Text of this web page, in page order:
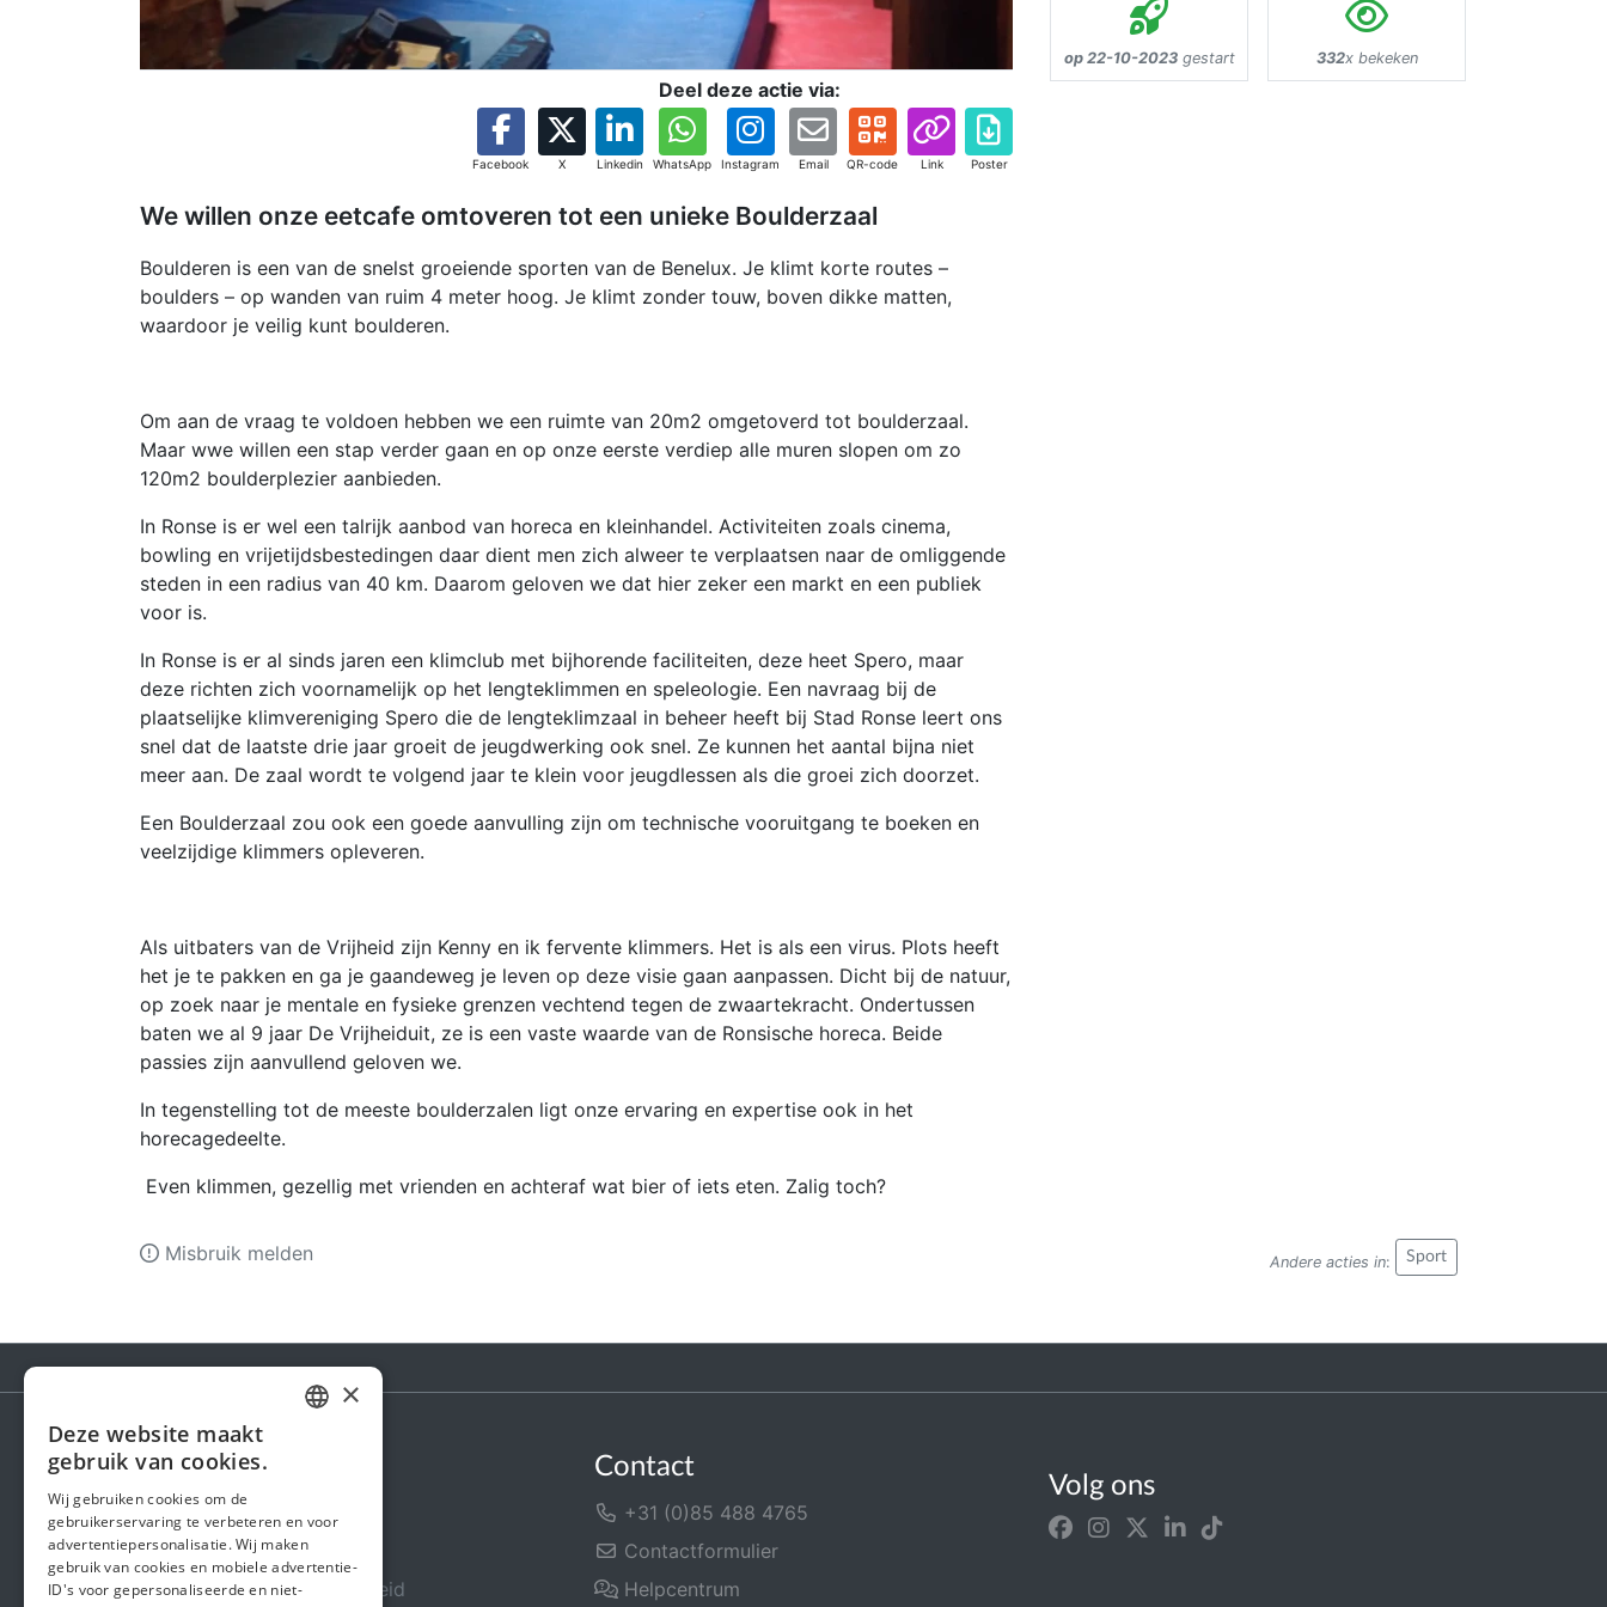
Deel deze actie via:
Facebook X Linkedin WhatsApp Instagram Email QR-code Link Poster
We willen onze eetcafe omtoveren tot een unieke Boulderzaal
Boulderen is een van de snelst groeiende sporten van de Benelux. Je klimt korte routes –
boulders – op wanden van ruim 4 meter hoog. Je klimt zonder touw, boven dikke matten,
waardoor je veilig kunt boulderen.
Om aan de vraag te voldoen hebben we een ruimte van 20m2 omgetoverd tot boulderzaal.
Maar wwe willen een stap verder gaan en op onze eerste verdiep alle muren slopen om zo
120m2 boulderplezier aanbieden.
In Ronse is er wel een talrijk aanbod van horeca en kleinhandel. Activiteiten zoals cinema,
bowling en vrijetijdsbestedingen daar dient men zich alweer te verplaatsen naar de omliggende
steden in een radius van 40 km. Daarom geloven we dat hier zeker een markt en een publiek
voor is.
In Ronse is er al sinds jaren een klimclub met bijhorende faciliteiten, deze heet Spero, maar
deze richten zich voornamelijk op het lengteklimmen en speleologie. Een navraag bij de
plaatselijke klimvereniging Spero die de lengteklimzaal in beheer heeft bij Stad Ronse leert ons
snel dat de laatste drie jaar groeit de jeugdwerking ook snel. Ze kunnen het aantal bijna niet
meer aan. De zaal wordt te volgend jaar te klein voor jeugdlessen als die groei zich doorzet.
Een Boulderzaal zou ook een goede aanvulling zijn om technische vooruitgang te boeken en
veelzijdige klimmers opleveren.
Als uitbaters van de Vrijheid zijn Kenny en ik fervente klimmers. Het is als een virus. Plots heeft
het je te pakken en ga je gaandeweg je leven op deze visie gaan aanpassen. Dicht bij de natuur,
op zoek naar je mentale en fysieke grenzen vechtend tegen de zwaartekracht. Ondertussen
baten we al 9 jaar De Vrijheiduit, ze is een vaste waarde van de Ronsische horeca. Beide
passies zijn aanvullend geloven we.
In tegenstelling tot de meeste boulderzalen ligt onze ervaring en expertise ook in het
horecagedeelte.
Even klimmen, gezellig met vrienden en achteraf wat bier of iets eten. Zalig toch?
op 22-10-2023gestart 332x bekeken
Andere acties in: Sport
Misbruik melden
Steunactie
Over ons
In de media
Veiligheid & Betrouwbaarheid
Contact
+31 (0)85 488 4765
Contactformulier
Helpcentrum
Volg ons
ENGLISH
×
Deze website maakt
gebruik van cookies.
Wij gebruiken cookies om de
gebruikerservaring te verbeteren en voor
advertentiepersonalisatie. Wij maken
gebruik van cookies en mobiele advertentie-
ID's voor gepersonaliseerde en niet-